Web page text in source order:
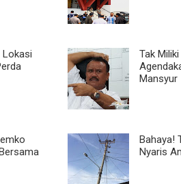
Lokasi
Tak
Mansyur
Bahaya!
Nyaris